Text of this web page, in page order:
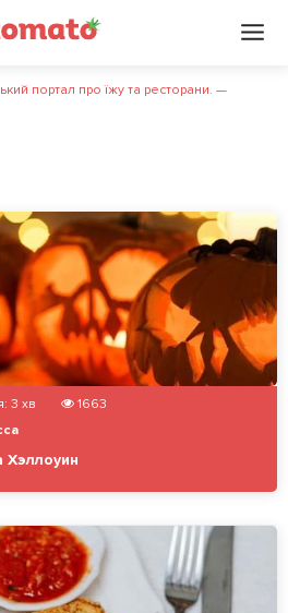
портал про їжу та ресторани. —
3 хв
1663
Хэллоуин